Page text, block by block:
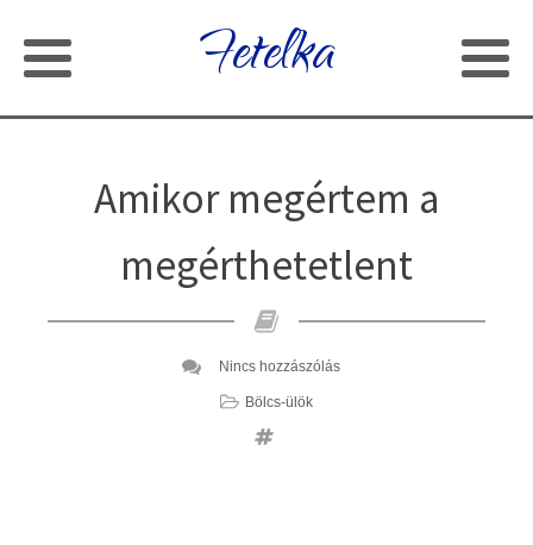
Fetelka
Amikor megértem a
megérthetetlent
Nincs hozzászólás
Bölcs-ülök